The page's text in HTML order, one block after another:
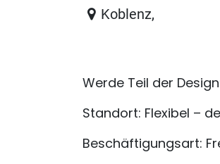
Koblenz,
Werde Teil der
Standort: Flexibel –
Beschäftigungsart: